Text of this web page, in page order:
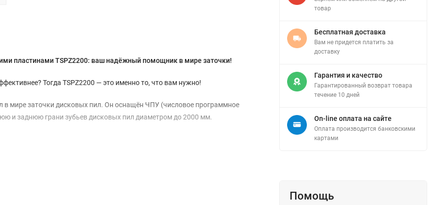
пластинами TSPZ2200: ваш надёжный помощник в мире заточки!
Тогда TSPZ2200 — это именно то, что вам нужно!
в мире заточки дисковых пил. Он оснащён ЧПУ (числовое программное
и заднюю грани зубьев дисковых пил диаметром до 2000 мм.
товар
Бесплатная доставка
Вам не придется платить за
доставку
Гарантия и качество
Гарантированный возврат товара
течение 10 дней
On-line оплата на сайте
Оплата производится банковскими
картами
Помощь